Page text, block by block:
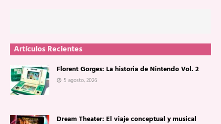
Artículos Recientes
Florent Gorges: La historia de Nintendo Vol. 2
5 agosto, 2026
Dream Theater: El viaje conceptual y musical